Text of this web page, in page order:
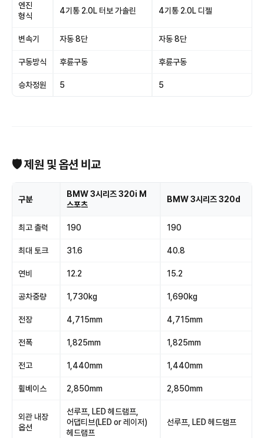
엔진
형식
4기통 2.0L 터보 가솔린 4기통 2.0L 디젤
변속기 자동 8단 자동 8단
구동방식 후륜구동 후륜구동
승차정원 5 5
🛡 제원 및 옵션 비교
구분
BMW 3시리즈 320i M
스포츠
BMW 3시리즈 320d
최고 출력 190 190
최대 토크 31.6 40.8
연비 12.2 15.2
공차중량 1,730kg 1,690kg
전장 4,715mm 4,715mm
전폭 1,825mm 1,825mm
전고 1,440mm 1,440mm
휠베이스 2,850mm 2,850mm
외관 내장
옵션
선루프, LED 헤드램프,
어댑티브(LED or 레이저)
헤드램프
선루프, LED 헤드램프